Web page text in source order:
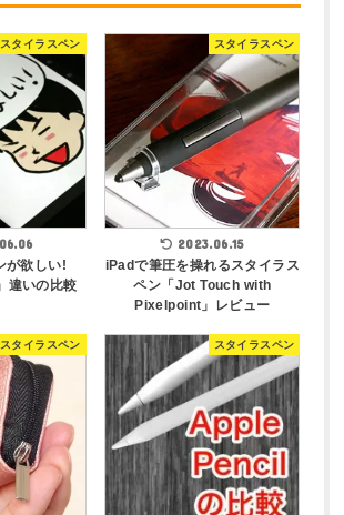
スタイラスペン
が欲しい!
違いの比較
スタイラスペン
2023.06.15
iPadで筆圧を操れるスタイラス
ペン「Jot Touch with
Pixelpoint」レビュー
スタイラスペン スタイラスペン